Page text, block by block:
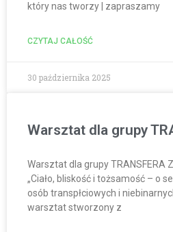
który nas tworzy | zapraszamy
CZYTAJ CAŁOŚĆ
30 października 2025
Warsztat dla grupy
Warsztat dla grupy TRANSFERA
„Ciało, bliskość i tożsamość – o
osób transpłciowych i
warsztat stworzony z